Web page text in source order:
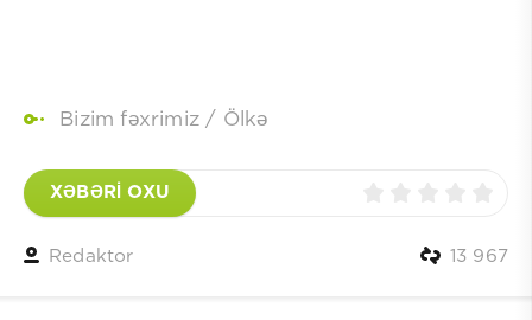
Bizim fəxrimiz / Ölkə
XƏBƏRİ OXU
Redaktor 13 967